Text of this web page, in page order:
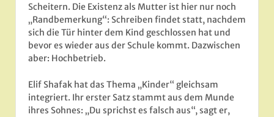
Scheitern. Die Existenz als Mutter ist hier nur noch
„Randbemerkung“: Schreiben findet statt, nachdem
sich die Tür hinter dem Kind geschlossen hat und
bevor es wieder aus der Schule kommt. Dazwischen
aber: Hochbetrieb.
Elif Shafak hat das Thema „Kinder“ gleichsam
integriert. Ihr erster Satz stammt aus dem Munde
ihres Sohnes: „Du sprichst es falsch aus“, sagt er,